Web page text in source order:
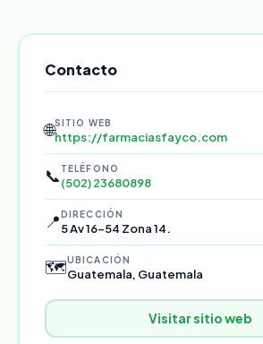
Contacto
🌐SITIO WEB
https://farmaciasfayco.com
📞 TELÉFONO
(502) 23680898
📍DIRECCIÓN
5 Av 16-54 Zona 14.
🗺️UBICACIÓN
Guatemala, Guatemala
Visitar sitio web